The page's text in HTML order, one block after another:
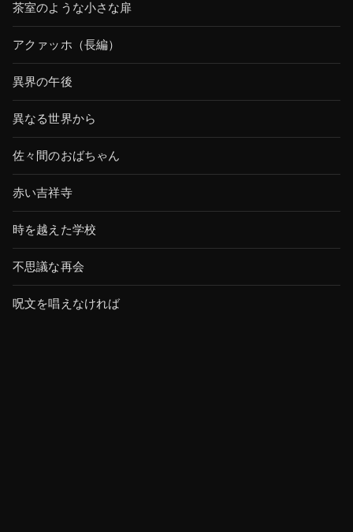
茶室のような小さな扉
アクァッホ（長編）
異界の午後
異なる世界から
佐々間のおばちゃん
赤い吉祥寺
時を越えた学校
不思議な再会
呪文を唱えなければ